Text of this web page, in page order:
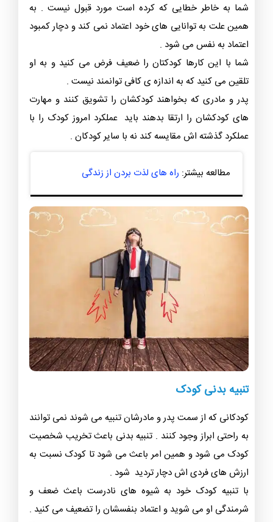
شما به خاطر خطایی که کرده است مورد قبول نیست . به
همین علت به توانایی های خود اعتماد نمی کند و دچار کمبود
اعتماد به نفس می شود .
شما با این کارها کودکتان را ضعیف فرض می کنید و به او
تلقین می کنید که به اندازه ی کافی توانمند نیست .
پدر و مادری که بخواهند کودکشان را تشویق کنند و مهارت
های کودکشان را ارتقا بدهند باید عملکرد امروز کودک را با
عملکرد گذشته اش مقایسه کند نه با سایر کودکان .
مطالعه بیشتر: راه های لذت بردن از زندگی
تنبیه بدنی کودک
کودکانی که از سمت پدر و مادرشان تنبیه می شوند نمی توانند
به راحتی ابراز وجود کنند . تنبیه بدنی باعث تخریب شخصیت
کودک می شود و همین امر باعث می شود تا کودک نسبت به
ارزش های فردی اش دچار تردید شود .
با تنبیه کودک خود به شیوه های نادرست باعث ضعف و
شرمندگی او می شوید و اعتماد بنفسشان را تضعیف می کنید .